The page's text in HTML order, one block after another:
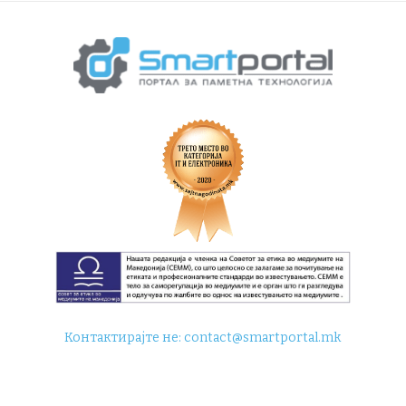
Контактирајте не:contact@smartportal.mk